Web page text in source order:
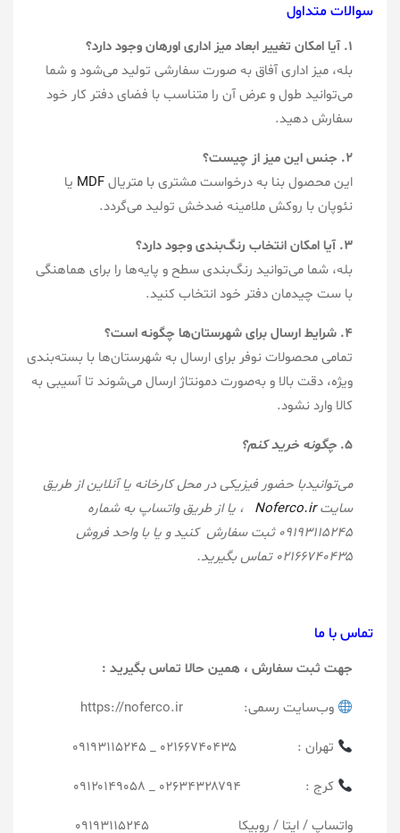
سوالات متداول
۱. آیا امکان تغییر ابعاد میز اداری اورهان وجود دارد؟
بله، میز اداری آفاق به صورت سفارشی تولید می‌شود و شما
می‌توانید طول و عرض آن را متناسب با فضای دفتر کار خود
سفارش دهید.
۲. جنس این میز از چیست؟
این محصول بنا به درخواست مشتری با متریالMDF یا
نئوپان با روکش ملامینه ضدخش تولید می‌گردد.
۳. آیا امکان انتخاب رنگ‌بندی وجود دارد؟
بله، شما می‌توانید رنگ‌بندی سطح و پایه‌ها را برای هماهنگی
با ست چیدمان دفتر خود انتخاب کنید.
۴. شرایط ارسال برای شهرستان‌ها چگونه است؟
تمامی محصولات نوفر برای ارسال به شهرستان‌ها با بسته‌بندی
ویژه، دقت بالا و به‌صورت دمونتاژ ارسال می‌شوند تا آسیبی به
کالا وارد نشود.
۵. چگونه خرید کنم؟
می‌توانیدبا حضور فیزیکی در محل کارخانه یا آنلاین از طریق
سایتNoferco.ir
، یا از طریق واتساپ به شماره
۰۹۱۹۳۱۱۵۲۴۵ ثبت سفارش کنید و یا با واحد فروش
۰۲۱۶۶۷۴۰۴۳۵ تماس بگیرید
.
تماس با ما
جهت ثبت سفارش ، همین حالا تماس بگیرید :
وب‌سایت رسمی: https://noferco.ir
تهران : ۰۲۱۶۶۷۴۰۴۳۵ _ ۰۹۱۹۳۱۱۵۲۴۵
کرج : ۰۲۶۳۴۳۲۸۷۹۴ _ ۰۹۱۲۰۱۴۹۰۵۸
واتساپ / ایتا / روبیکا ۰۹۱۹۳۱۱۵۲۴۵